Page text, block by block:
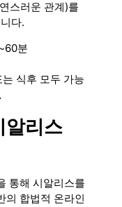
스러운 관계)를
다.
분
식후 모두 가능
알리스
통해 시알리스를
의 합법적 온라인